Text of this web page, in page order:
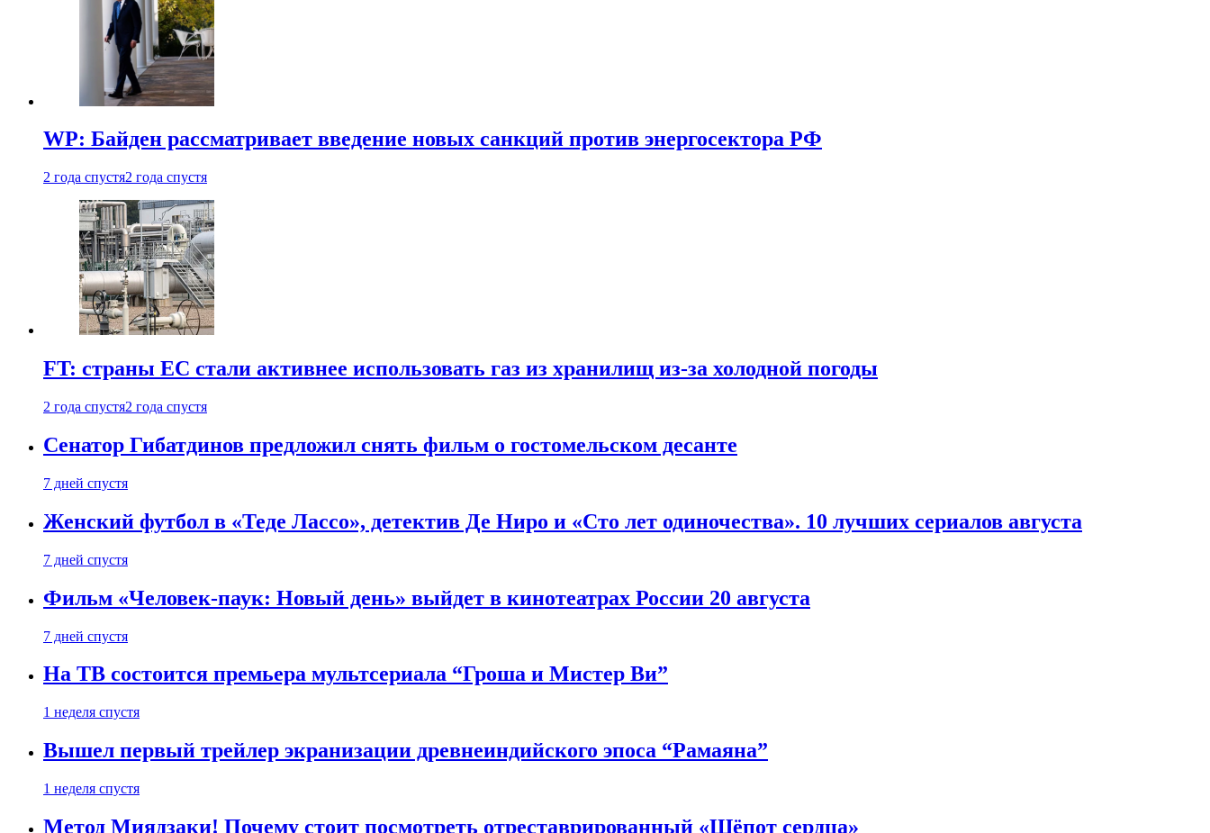
WP: Байден рассматривает введение новых санкций против энергосектора РФ
2 года спустя2 года спустя
FT: страны ЕС стали активнее использовать газ из хранилищ из-за холодной погоды
2 года спустя2 года спустя
Сенатор Гибатдинов предложил снять фильм о гостомельском десанте
7 дней спустя
Женский футбол в «Теде Лассо», детектив Де Ниро и «Сто лет одиночества». 10 лучших сериалов августа
7 дней спустя
Фильм «Человек-паук: Новый день» выйдет в кинотеатрах России 20 августа
7 дней спустя
На ТВ состоится премьера мультсериала “Гроша и Мистер Ви”
1 неделя спустя
Вышел первый трейлер экранизации древнеиндийского эпоса “Рамаяна”
1 неделя спустя
Метод Миядзаки! Почему стоит посмотреть отреставрированный «Шёпот сердца»